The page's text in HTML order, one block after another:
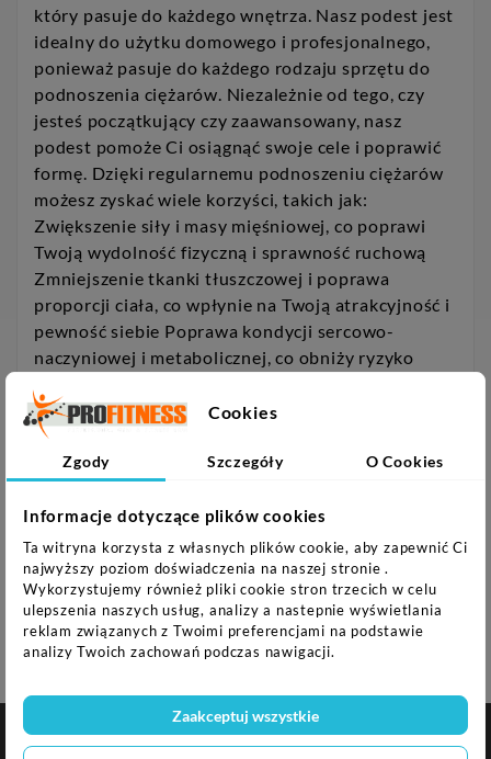
który pasuje do każdego wnętrza. Nasz podest jest
idealny do użytku domowego i profesjonalnego,
ponieważ pasuje do każdego rodzaju sprzętu do
podnoszenia ciężarów. Niezależnie od tego, czy
jesteś początkujący czy zaawansowany, nasz
podest pomoże Ci osiągnąć swoje cele i poprawić
formę. Dzięki regularnemu podnoszeniu ciężarów
możesz zyskać wiele korzyści, takich jak:
Zwiększenie siły i masy mięśniowej, co poprawi
Twoją wydolność fizyczną i sprawność ruchową
Zmniejszenie tkanki tłuszczowej i poprawa
proporcji ciała, co wpłynie na Twoją atrakcyjność i
pewność siebie Poprawa kondycji sercowo-
naczyniowej i metabolicznej, co obniży ryzyko
kości i stawów, co zapobiegnie osteoporozie i
urazom Poprawa nastroju i redukcja stresu, co
wpłynie na Twoje dobre samopoczucie i jakość
życia Specyfikacja: Materiał: Stal + guma + drewno
Wymiary: 2 m x 3 m x 30 mm Waga podestu: 285
kg Waga ramy: 65 kg Waga podłogi drewnianej: 60
kg Waga gumowych mat: 160 kg Materiał: Stal +
guma + drewno Wymiary: 2 m x 3 m x 30 mm Waga
podestu: 285 kg Uwagi: Gwarancja 24 miesiące
NASZA FIRMA 
Cookies
Zgody Szczegóły O Cookies
Informacje dotyczące plików cookies
Ta witryna korzysta z własnych plików cookie, aby zapewnić Ci
najwyższy poziom doświadczenia na naszej stronie .
Wykorzystujemy również pliki cookie stron trzecich w celu
ulepszenia naszych usług, analizy a nastepnie wyświetlania
reklam związanych z Twoimi preferencjami na podstawie
analizy Twoich zachowań podczas nawigacji.
Zaakceptuj wszystkie